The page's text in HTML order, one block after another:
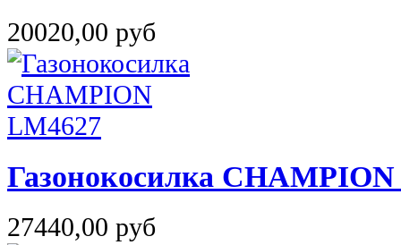
20020,00 руб
Газонокосилка
27440,00 руб